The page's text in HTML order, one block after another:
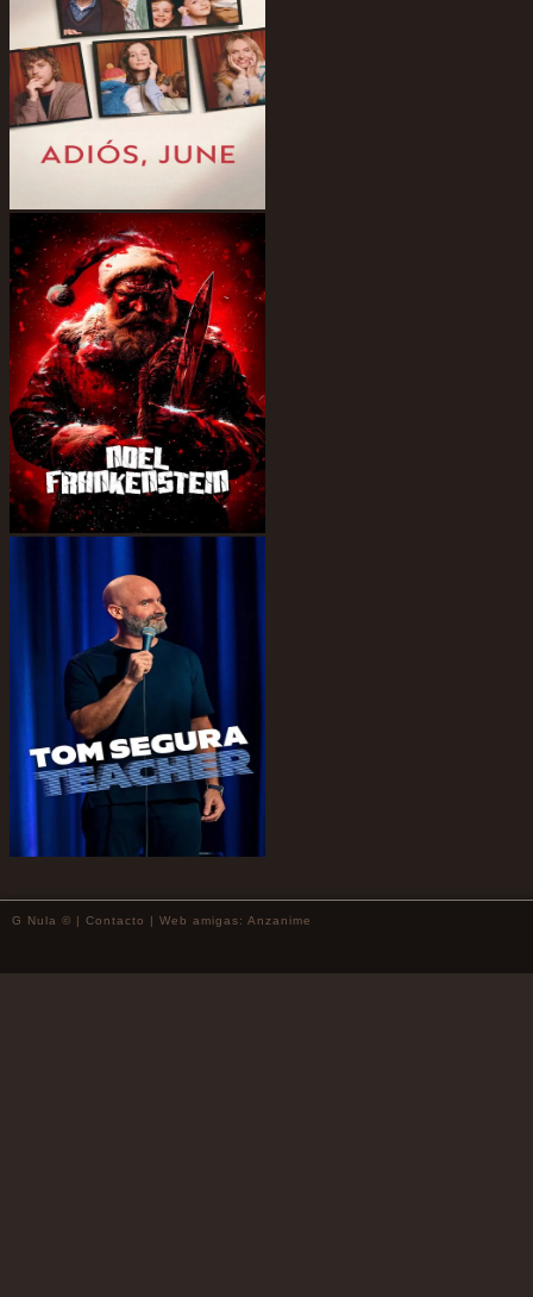
G Nula © | Contacto | Web amigas: Anzanime